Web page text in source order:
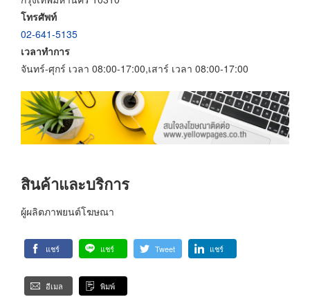
โทรศัพท์
02-641-5135
เวลาทำการ
จันทร์-ศุกร์ เวลา 08:00-17:00,เสาร์ เวลา 08:00-17:00
สินค้าและบริการ
ผู้ผลิตภาพยนต์โฆษณา
แชร์ แชร์ Tweet แชร์
อีเมล พิมพ์